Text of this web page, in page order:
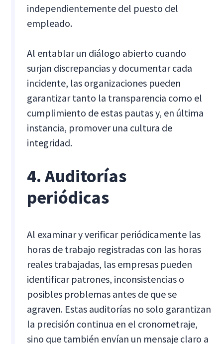
independientemente del puesto del
empleado.
Al entablar un diálogo abierto cuando
surjan discrepancias y documentar cada
incidente, las organizaciones pueden
garantizar tanto la transparencia como el
cumplimiento de estas pautas y, en última
instancia, promover una cultura de
integridad.
4. Auditorías
periódicas
Al examinar y verificar periódicamente las
horas de trabajo registradas con las horas
reales trabajadas, las empresas pueden
identificar patrones, inconsistencias o
posibles problemas antes de que se
agraven. Estas auditorías no solo garantizan
la precisión continua en el cronometraje,
sino que también envían un mensaje claro a